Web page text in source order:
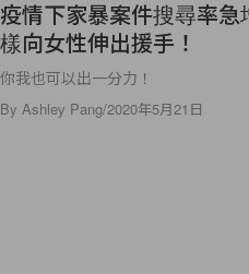
疫情下家暴案件搜尋率
樣向女性伸出援手！
你我也可以出一分力！
By Ashley Pang/2020年5月21日